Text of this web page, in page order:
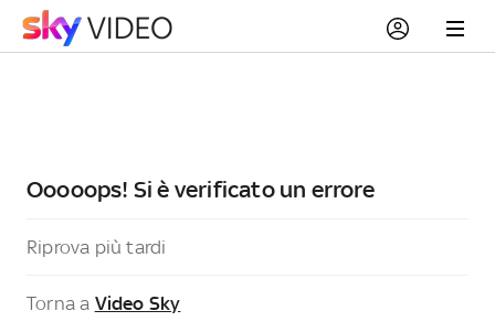
Ooooops! Si è verificato un errore
Riprova più tardi
Torna a Video Sky